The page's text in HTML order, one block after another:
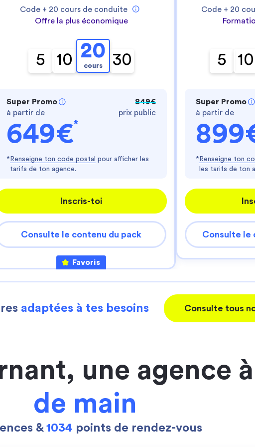
ton expérience d'utilisateur
les annonces
Consentements certifiés par
consentde Gestion du Consentement : Personnalisez vos
plateforme vous permet d'adapter et de gérer vos
Code + 20 cours de conduite
Offre la plus économique
5 10 20
cours 30
Super Promo
à partir de
649€*
849€
prix public
* Renseigne ton code postal pour afficher les
tarifs de ton agence.
Inscris-toi
Consulte le contenu du pack
Favoris
Code + 20
5 10
Super Promo
à partir de
* Renseigne ton
les tarifs de ton
Consulte le
adaptées à tes besoins Consulte tous
une agence à
de main
& 1034 points de rendez-vous